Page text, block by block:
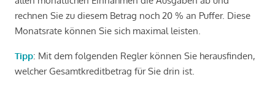
rechnen Sie zu diesem Betrag noch 20 % an Puffer. Diese
Monatsrate können Sie sich maximal leisten.
Tipp: Mit dem folgenden Regler können Sie herausfinden,
welcher Gesamtkreditbetrag für Sie drin ist.